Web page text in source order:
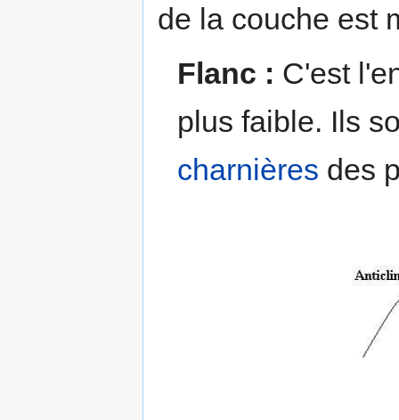
de la couche est
Flanc : C'est
plus faible. Ils
charnières des